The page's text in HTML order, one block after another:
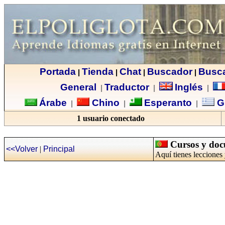
Portada| Tienda| Chat| Buscador|
General
Traductor| Inglés
Árabe Chino Esperanto
1 usuario conectado
<<Volver|Principal Cursos y
Aquí tienes lecciones